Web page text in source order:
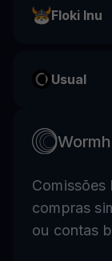
Floki Inu
Usual
Comissões
compras
ou contas